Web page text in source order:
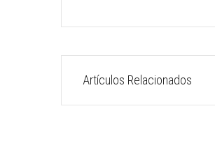
Artículos Relacionados